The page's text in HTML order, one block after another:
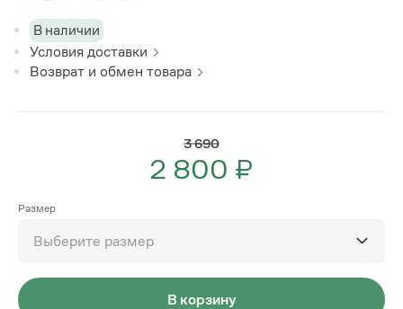
В наличии
Условия доставки
Возврат и обмен товара
3 690
2 800 ₽
Размер
Выберите размер
В корзину